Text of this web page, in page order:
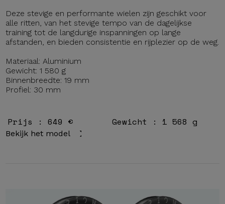
Deze stevige en performante wielen zijn geschikt voor
alle ritten, van het stevige tempo van de dagelijkse
training tot de langdurige inspanningen op lange
afstanden, en bieden consistentie en rijplezier op de weg.
Materiaal: Aluminium
Gewicht: 1 580 g
Binnenbreedte: 19 mm
Profiel: 30 mm
Prijs : 649 € Gewicht : 1 568 g
Bekijk het model